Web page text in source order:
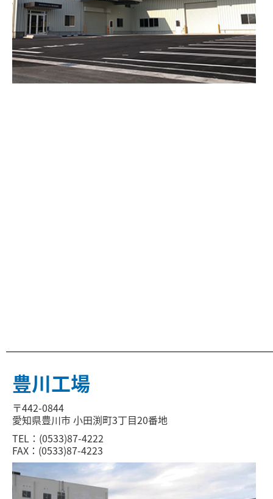
豊川工場
〒442-0844
愛知県豊川市 小田渕町3丁目20番地
TEL：(0533)87-4222
FAX：(0533)87-4223